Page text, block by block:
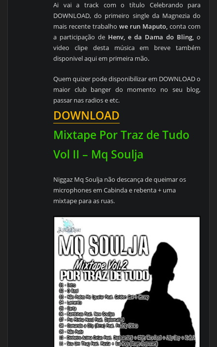
Ai vai a track com o título Celebrando para
DOWNLOAD, do primeiro single da Magnezia do
mais recente trabalhowe run Maputo,conta com
a participação de Henv, e da Dama do Bling, o
video clipe desta música em breve também
disponivel aqui em primeira mão.
Quem quizer pode disponibilizar em DOWNLOAD o
maior club banger do momento no seu blog,
passar nas radios e etc.
DOWNLOAD
Mixtape Por Traz de Tudo
Niggaz Mq Soulja não descança de queimar os
microphones em Cabinda e rebenta + uma
mixtape para as ruas.